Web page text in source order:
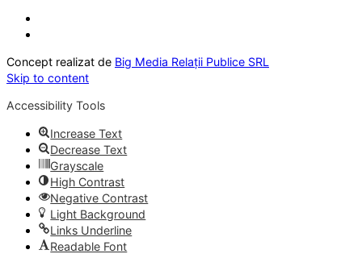
Concept realizat de Big Media Relații Publice SRL
Skip to content
Accessibility Tools
Increase Text
Decrease Text
Grayscale
High Contrast
Negative Contrast
Light Background
Links Underline
Readable Font